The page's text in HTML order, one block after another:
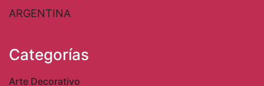
ARGENTINA
Categorías
Arte Decorativo